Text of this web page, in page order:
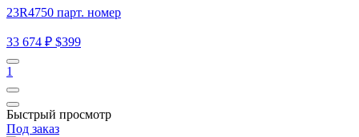
23R4750 парт. номер
33 674 ₽ $399
1
Быстрый просмотр
Под заказ